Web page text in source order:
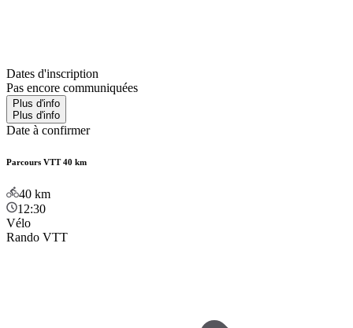
Dates d'inscription
Pas encore communiquées
Plus d'info
Plus d'info
Date à confirmer
Parcours VTT 40 km
40 km
12:30
Vélo
Rando VTT